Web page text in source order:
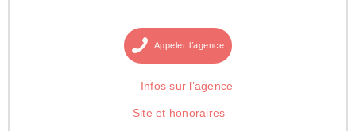
Appeler l’agence
Infos sur l’agence
Site et honoraires